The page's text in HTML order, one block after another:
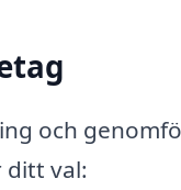
och
val: